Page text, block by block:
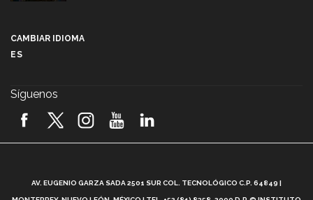
2026! (video)
¿Cómo es el Modelo Educativo Tec? (video)
CAMBIAR IDIOMA
ES
Síguenos
AV. EUGENIO GARZA SADA 2501 SUR COL. TECNOLÓGICO C.P. 64849 |